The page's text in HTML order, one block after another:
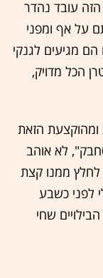
עובד נהדר
על אף ומפני
מגיעים לגנקי
הכל מדויק,
הזאת
לא אוהב
לחלץ ממנו קצת
לפני כשבע
שחי